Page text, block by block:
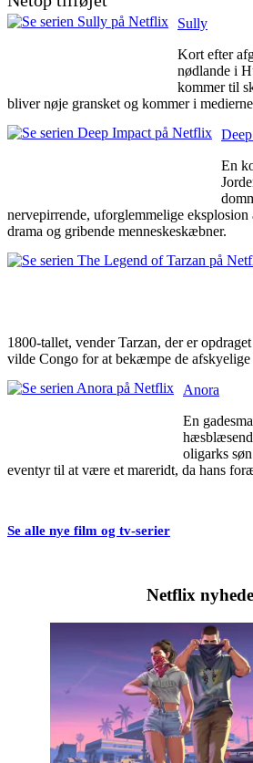
Sully
Kort efter
nødlande i
kommer til
bliver nøje gransket og kommer i
En
nervepirrende, uforglemmelige
drama og gribende menneskeskæbner.
1800-tallet, vender Tarzan, der er
vilde Congo for at bekæmpe de
Anora
En
oligarks
eventyr til at være et mareridt, da hans
Se alle nye film og tv-serier
Netflix